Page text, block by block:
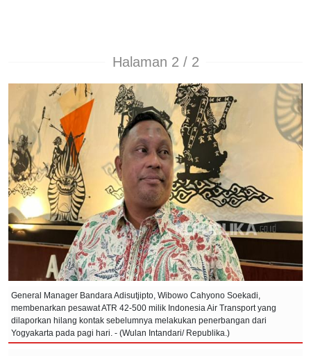
Halaman 2 / 2
General Manager Bandara Adisutjipto, Wibowo Cahyono Soekadi,
membenarkan pesawat ATR 42-500 milik Indonesia Air Transport yang
dilaporkan hilang kontak sebelumnya melakukan penerbangan dari
Yogyakarta pada pagi hari. - (Wulan Intandari/ Republika.)